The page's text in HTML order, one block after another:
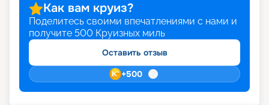
Как вам круиз?
Поделитесь своими впечатлениями с нами и
получите 500 Круизных миль
Оставить отзыв
+500